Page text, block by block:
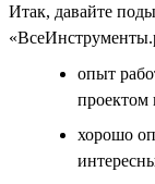
Итак, давайте
опыт
проектом
хорошо